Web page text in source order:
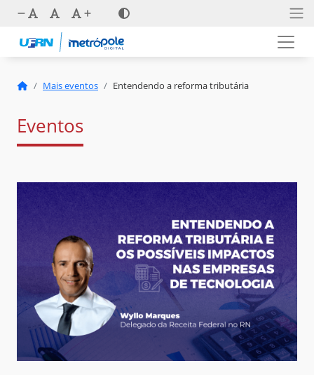
Mais eventos Entendendo a reforma tributária
Eventos